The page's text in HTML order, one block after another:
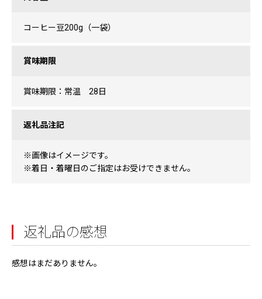
コーヒー豆200g（一袋）
賞味期限
賞味期限：常温 28日
返礼品注記
※画像はイメージです。
※着日・着曜日のご指定はお受けできません。
返礼品の感想
感想はまだありません。